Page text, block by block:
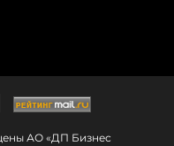
АО «ДП Бизнес